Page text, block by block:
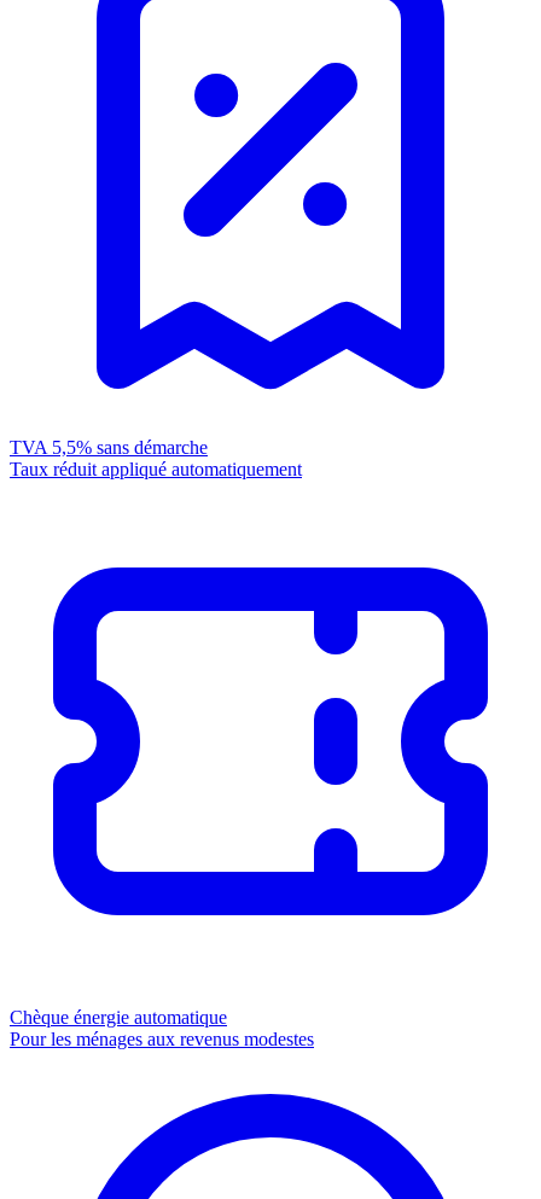
TVA 5,5% sans démarche
Taux réduit appliqué automatiquement
Chèque énergie automatique
Pour les ménages aux revenus modestes